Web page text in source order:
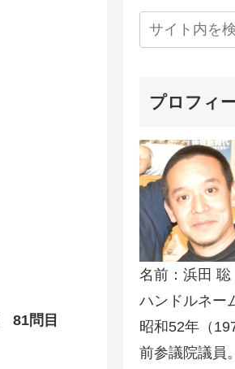
81問目
プロフィ
名前：浜田 聡
ハンドルネー
昭和52年（
前参議院議員。